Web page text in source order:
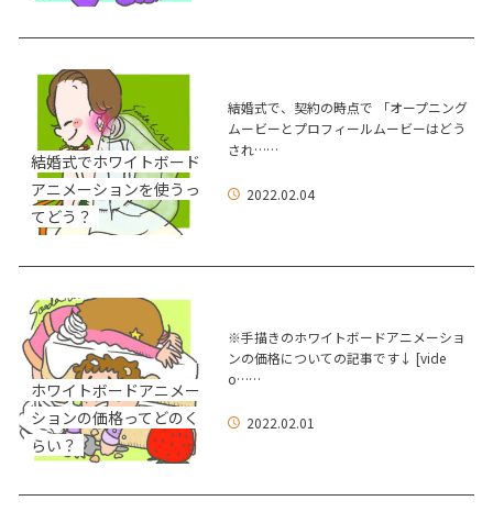
結婚式でホワイトボード
アニメーションを使うっ
てどう？
結婚式で、契約の時点で 「オープニング
ムービーとプロフィールムービーはどう
され……
2022.02.04
ホワイトボードアニメー
ションの価格ってどのく
らい？
※手描きのホワイトボードアニメーショ
ンの価格についての記事です↓ [vide
o……
2022.02.01